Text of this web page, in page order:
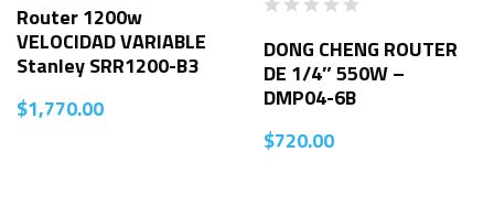
Router 1200w
VELOCIDAD VARIABLE
Stanley SRR1200-B3
$1,770.00
DONG CHENG ROUTER
DE 1/4″ 550W –
DMP04-6B
$720.00